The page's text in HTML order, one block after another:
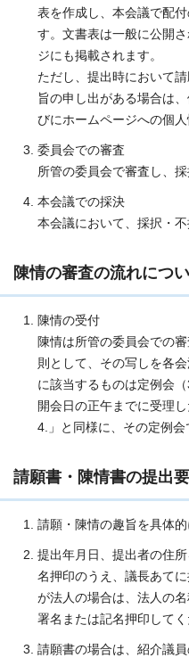
表を作成し、本会議で配
す。文書表は一般に公開
ジにも掲載されます。
ただし、提出時において
旨の申し出がある場合は
びにホームページへの個
委員会での審査
所管の委員会で審査し、
本会議での採決
本会議において、採択・不
陳情の審査の流れにつ
陳情の受付
陳情は所管の委員会での
則として、その写しを各
に該当するものは定例会
開会日の正午までに受理
4.」と同様に、その定例会
請願書・陳情書の提出
請願・陳情の趣旨を具体的
提出年月日、提出者の住
名押印のうえ、議長あて
が法人の場合は、法人の
署名または記名押印してく
請願書の場合は、紹介議